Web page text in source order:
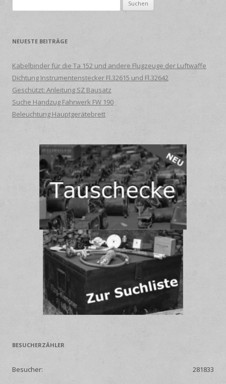
nach:
NEUESTE BEITRÄGE
Kabelbinder für die Ta 152 und andere Flugzeuge der Luftwaffe
Dichtung Instrumentenstecker Fl.32615 und Fl.32642
Geschützt: Anleitung SZ Bausatz
Suche Handzug Fahrwerk FW 190
Beleuchtung Hauptgerätebrett
BESUCHERZÄHLER
281833
Besucher: